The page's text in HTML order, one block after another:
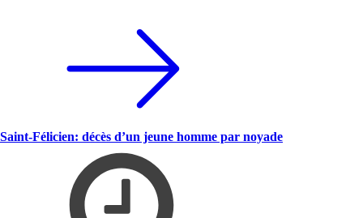
Saint-Félicien: décès d’un jeune homme par noyade